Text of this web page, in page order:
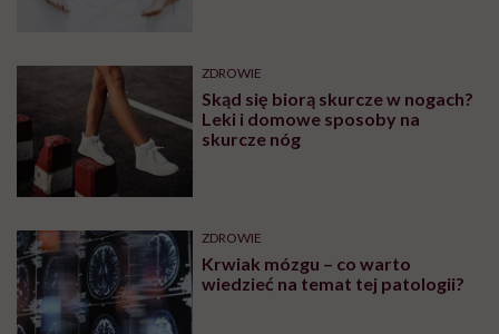
ZDROWIE
Skąd się biorą skurcze w nogach?
Leki i domowe sposoby na
skurcze nóg
ZDROWIE
Krwiak mózgu – co warto
wiedzieć na temat tej patologii?